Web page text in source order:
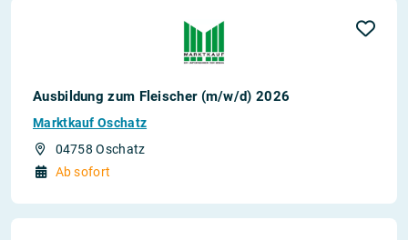
Ausbildung zum Fleischer (m/w/d) 2026
Marktkauf Oschatz
04758 Oschatz
Ab sofort